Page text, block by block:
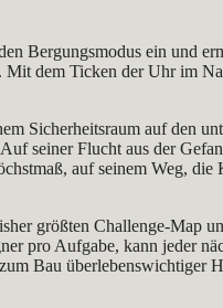
Bergungsmodus ein und
Mit dem Ticken der Uhr im
Sicherheitsraum auf den
seiner Flucht aus der
auf seinem Weg,
größten Challenge-Map
pro Aufgabe, kann jeder
Bau überlebenswichtiger